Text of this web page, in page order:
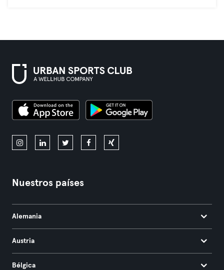
Nuestros países
Alemania
Austria
Bélgica